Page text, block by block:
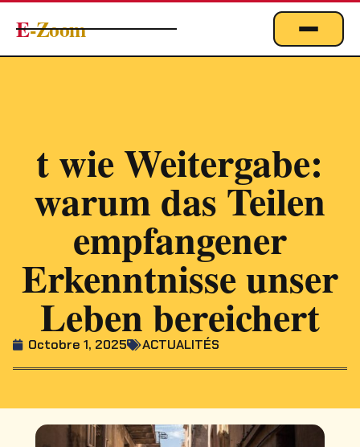
E-Zoom
EMPLOI
MARKETING & DIGITAL
TECHNOLOGIE
À PROPOS
t wie Weitergabe:
warum das Teilen
empfangener
Erkenntnisse unser
Leben bereichert
Octobre 1, 2025 ACTUALITÉS